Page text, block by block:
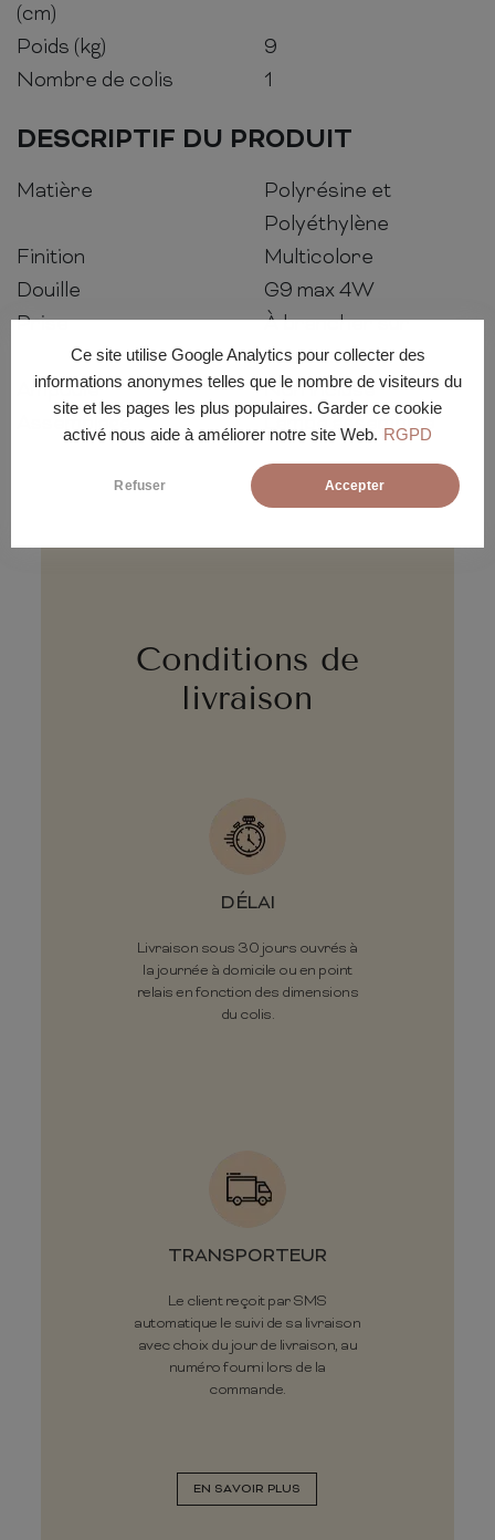
Ce site utilise Google Analytics pour collecter des
informations anonymes telles que le nombre de visiteurs du
site et les pages les plus populaires. Garder ce cookie
activé nous aide à améliorer notre site Web. RGPD
Refuser Accepter
(cm)
Poids (kg)
9
Nombre de colis
1
DESCRIPTIF DU PRODUIT
Matière
Polyrésine et
Polyéthylène
Finition
Multicolore
Douille
G9 max 4W
Prise
À brancher sur
secteur
Ampoule
Non incluse
Assemblage
Lampe assemblée
Conditions de
livraison
DÉLAI
Livraison sous 30 jours ouvrés à
la journée à domicile ou en point
relais en fonction des dimensions
du colis.
TRANSPORTEUR
Le client reçoit par SMS
automatique le suivi de sa livraison
avec choix du jour de livraison, au
numéro fourni lors de la
commande.
EN SAVOIR PLUS